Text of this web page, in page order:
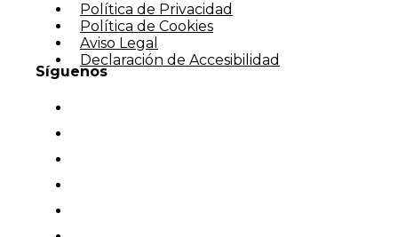
Política de Privacidad
Política de Cookies
Aviso Legal
Declaración de Accesibilidad
Síguenos